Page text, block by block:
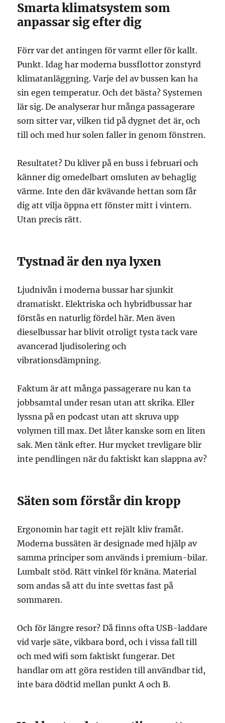
Smarta klimatsystem som
anpassar sig efter dig
Förr var det antingen för varmt eller för kallt.
Punkt. Idag har moderna bussflottor zonstyrd
klimatanläggning. Varje del av bussen kan ha
sin egen temperatur. Och det bästa? Systemen
lär sig. De analyserar hur många passagerare
som sitter var, vilken tid på dygnet det är, och
till och med hur solen faller in genom fönstren.
Resultatet? Du kliver på en buss i februari och
känner dig omedelbart omsluten av behaglig
värme. Inte den där kvävande hettan som får
dig att vilja öppna ett fönster mitt i vintern.
Utan precis rätt.
Tystnad är den nya lyxen
Ljudnivån i moderna bussar har sjunkit
dramatiskt. Elektriska och hybridbussar har
förstås en naturlig fördel här. Men även
dieselbussar har blivit otroligt tysta tack vare
avancerad ljudisolering och
vibrationsdämpning.
Faktum är att många passagerare nu kan ta
jobbsamtal under resan utan att skrika. Eller
lyssna på en podcast utan att skruva upp
volymen till max. Det låter kanske som en liten
sak. Men tänk efter. Hur mycket trevligare blir
inte pendlingen när du faktiskt kan slappna av?
Säten som förstår din kropp
Ergonomin har tagit ett rejält kliv framåt.
Moderna bussäten är designade med hjälp av
samma principer som används i premium-bilar.
Lumbalt stöd. Rätt vinkel för knäna. Material
som andas så att du inte svettas fast på
sommaren.
Och för längre resor? Då finns ofta USB-laddare
vid varje säte, vikbara bord, och i vissa fall till
och med wifi som faktiskt fungerar. Det
handlar om att göra restiden till användbar tid,
inte bara dödtid mellan punkt A och B.